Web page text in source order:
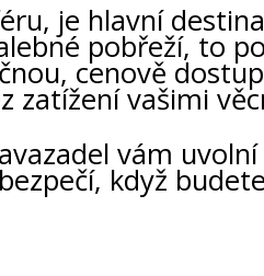
je hlavní
pobřeží, to
cenově
zatížení vašimi
vám
když